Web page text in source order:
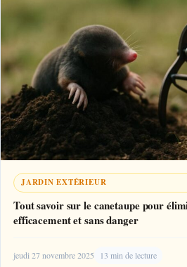
JARDIN EXTÉRIEUR
Tout savoir sur le canetaupe pour
efficacement et sans danger
jeudi 27 novembre 2025 13 min de lecture